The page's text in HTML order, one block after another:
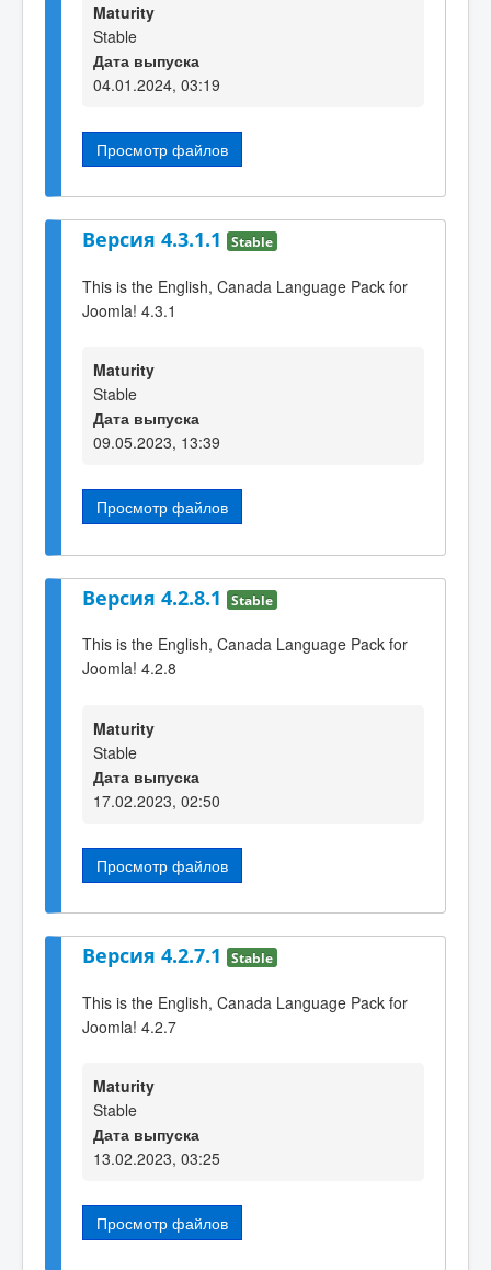
Maturity
Stable
Дата выпуска
04.01.2024, 03:19
Просмотр файлов
Версия 4.3.1.1 Stable
This is the English, Canada Language Pack for
Joomla! 4.3.1
Maturity
Stable
Дата выпуска
09.05.2023, 13:39
Просмотр файлов
Версия 4.2.8.1 Stable
This is the English, Canada Language Pack for
Joomla! 4.2.8
Maturity
Stable
Дата выпуска
17.02.2023, 02:50
Просмотр файлов
Версия 4.2.7.1 Stable
This is the English, Canada Language Pack for
Joomla! 4.2.7
Maturity
Stable
Дата выпуска
13.02.2023, 03:25
Просмотр файлов